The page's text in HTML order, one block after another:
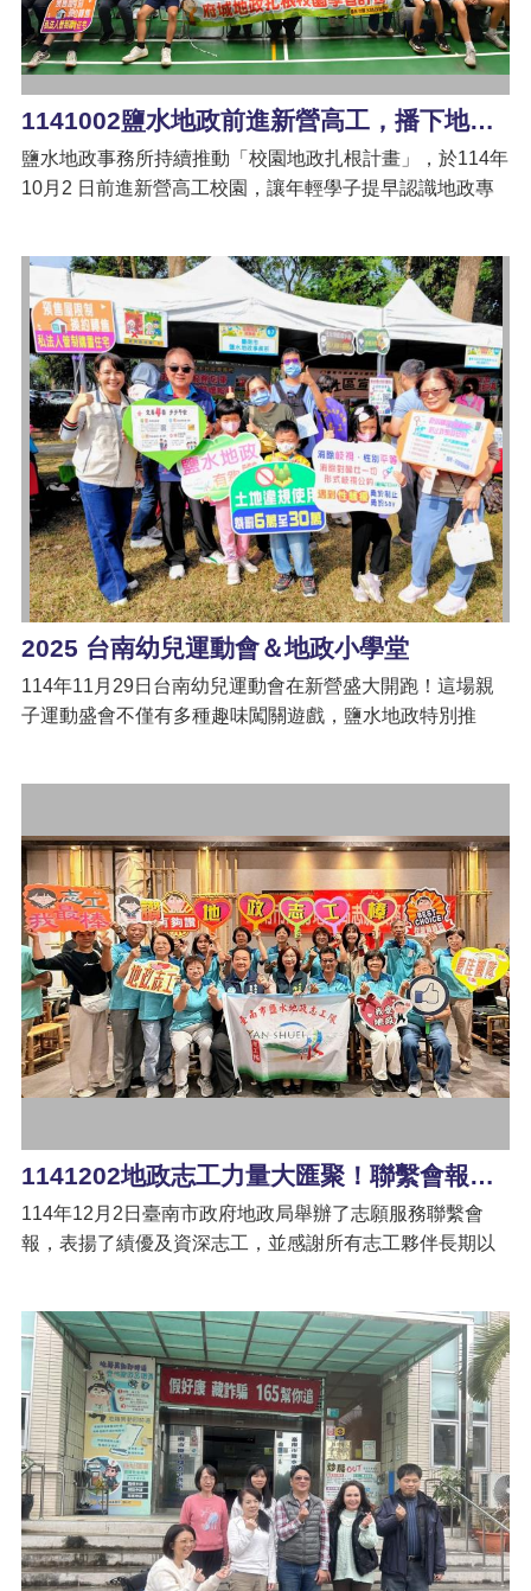
1141002鹽水地政前進新營高工，播下地政種子，開啟職涯希望
鹽水地政事務所持續推動「校園地政扎根計畫」，於114年
10月2 日前進新營高工校園，讓年輕學子提早認識地政專
人生經驗，以職場故事、人生智慧帶領學生走進地政士的
世界。
2025 台南幼兒運動會＆地政小學堂
114年11月29日台南幼兒運動會在新營盛大開跑！這場親
子運動盛會不僅有多種趣味闖關遊戲，鹽水地政特別推
學習並重！一邊運動，一邊提升居住安全與防詐意識，度
過一個健康又充實的週末！
1141202地政志工力量大匯聚！聯繫會報＋慶生現場幸福滿滿
114年12月2日臺南市政府地政局舉辦了志願服務聯繫會
報，表揚了績優及資深志工，並感謝所有志工夥伴長期以
了強大的支持。 活動現場，本所特別為本日壽星志工準備
驚喜慶生，同仁與志工們一同獻上滿滿的祝福。有蛋糕、
有笑聲、有感動～現場幸福感瞬間爆棚，充分展現鹽水地
政最溫暖的團隊精神！ 恭喜所有獲獎志工，感謝每一位默
默付出的志工夥伴，是你們讓鹽水地政服務更貼心、更溫
暖！